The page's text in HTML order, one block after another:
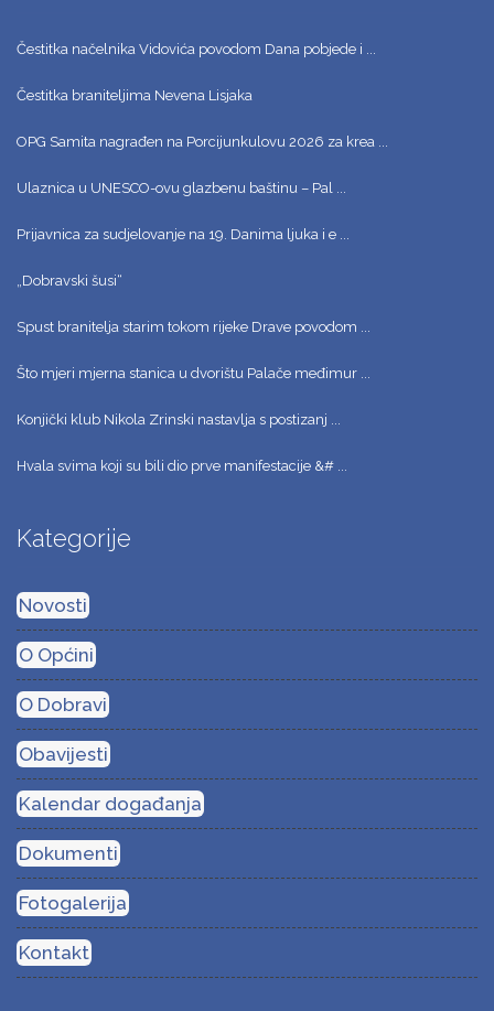
Čestitka načelnika Vidovića povodom Dana pobjede i ...
Čestitka braniteljima Nevena Lisjaka
OPG Samita nagrađen na Porcijunkulovu 2026 za krea ...
Ulaznica u UNESCO-ovu glazbenu baštinu – Pal ...
Prijavnica za sudjelovanje na 19. Danima ljuka i e ...
„Dobravski šusi“
Spust branitelja starim tokom rijeke Drave povodom ...
Što mjeri mjerna stanica u dvorištu Palače međimur ...
Konjički klub Nikola Zrinski nastavlja s postizanj ...
Hvala svima koji su bili dio prve manifestacije &# ...
Kategorije
Novosti
O Općini
O Dobravi
Obavijesti
Kalendar događanja
Dokumenti
Fotogalerija
Kontakt